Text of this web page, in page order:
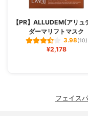
【PR】ALLUDEM(アリュ
ダーマリフトマスク
3.98(10)
¥2,178
フェイス